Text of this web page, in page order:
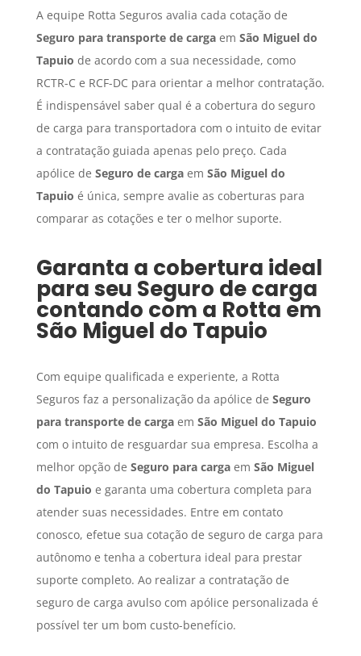
A equipe Rotta Seguros avalia cada cotação de
Seguro para transporte de cargaem São Miguel do
Tapuio de acordo com a sua necessidade, como
RCTR-C e RCF-DC para orientar a melhor contratação.
É indispensável saber qual é a cobertura do seguro
de carga para transportadora com o intuito de evitar
a contratação guiada apenas pelo preço. Cada
apólice de Seguro de cargaem São Miguel do
Tapuio é única, sempre avalie as coberturas para
comparar as cotações e ter o melhor suporte.
Garanta a cobertura ideal
para seu Seguro de carga
contando com a Rotta em
São Miguel do Tapuio
Com equipe qualificada e experiente, a Rotta
Seguros faz a personalização da apólice de Seguro
para transporte de cargaem São Miguel do Tapuio
com o intuito de resguardar sua empresa. Escolha a
melhor opção de Seguro para cargaem São Miguel
do Tapuio e garanta uma cobertura completa para
atender suas necessidades. Entre em contato
conosco, efetue sua cotação de seguro de carga para
autônomo e tenha a cobertura ideal para prestar
suporte completo. Ao realizar a contratação de
seguro de carga avulso com apólice personalizada é
possível ter um bom custo-benefício.